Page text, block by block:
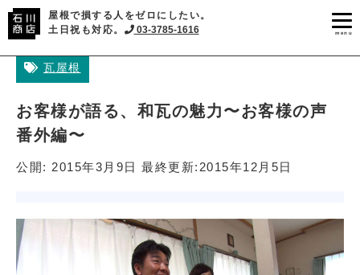
屋根で損する人をゼロにしたい。
土日祝も対応。
03-3785-1616 menu
瓦屋根
お客様が語る、和瓦の魅力〜お客様の声
番外編〜
公開: 2015年3月9日 最終更新: 2015年12月5日